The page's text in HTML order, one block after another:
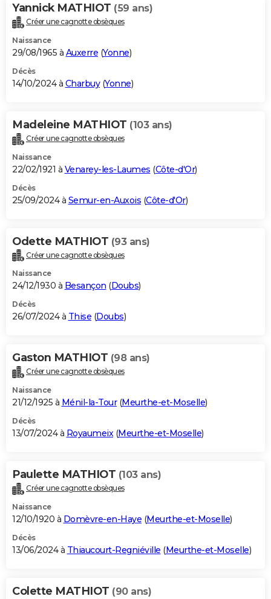
Yannick MATHIOT (59 ans)
Créer une cagnotte obsèques
Naissance
29/08/1965 à Auxerre (Yonne)
Décès
14/10/2024 à Charbuy(Yonne)
Madeleine MATHIOT (103 ans)
Créer une cagnotte obsèques
Naissance
22/02/1921 à Venarey-les-Laumes (Côte-d'Or)
Décès
25/09/2024 à Semur-en-Auxois (Côte-d'Or)
Odette MATHIOT (93 ans)
Créer une cagnotte obsèques
Naissance
24/12/1930 à Besançon (Doubs)
Décès
26/07/2024 à Thise (Doubs)
Gaston MATHIOT (98 ans)
Créer une cagnotte obsèques
Naissance
21/12/1925 à Ménil-la-Tour(Meurthe-et-Moselle)
Décès
13/07/2024 à Royaumeix(Meurthe-et-Moselle)
Paulette MATHIOT (103 ans)
Créer une cagnotte obsèques
Naissance
12/10/1920 à Domèvre-en-Haye (Meurthe-et-Moselle)
Décès
13/06/2024 à Thiaucourt-Regniéville (Meurthe-et-Moselle)
Colette MATHIOT (90 ans)